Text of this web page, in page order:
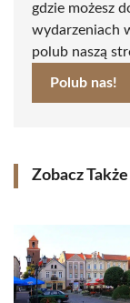
gdzie możesz
wydarzeniach
polub naszą
Polub nas!
Zobacz Także